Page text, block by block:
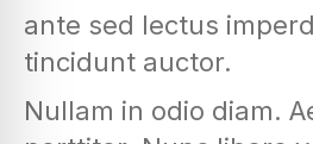
ante sed lectus
tincidunt auctor.
Nullam in odio diam.